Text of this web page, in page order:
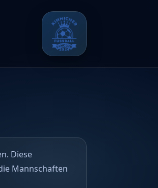
Diese
Mannschaften